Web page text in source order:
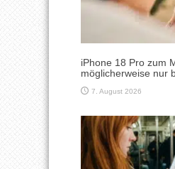
iPhone 18 Pro zum
möglicherweise nur
7. August 2026